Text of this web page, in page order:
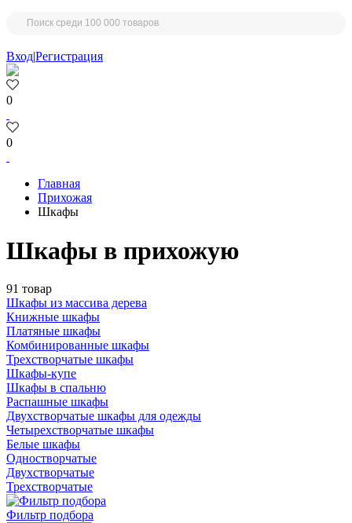
Вход|Регистрация
0
0
Главная
Прихожая
Шкафы
Шкафы в прихожую
91 товар
Шкафы из массива дерева
Книжные шкафы
Платяные шкафы
Комбинированные шкафы
Трехстворчатые шкафы
Шкафы-купе
Шкафы в спальню
Распашные шкафы
Двухстворчатые шкафы для одежды
Четырехстворчатые шкафы
Белые шкафы
Одностворчатые
Двухстворчатые
Трехстворчатые
Фильтр подбора